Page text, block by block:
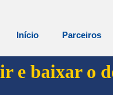
Início Parceiros
e baixar o